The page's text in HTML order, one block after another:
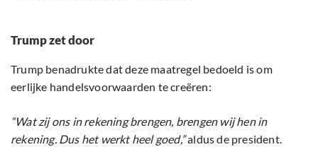
Trump zet door
Trump benadrukte dat deze maatregel bedoeld is om
eerlijke handelsvoorwaarden te creëren:
“Wat zij ons in rekening brengen, brengen wij hen in
rekening. Dus het werkt heel goed,”aldus de president.